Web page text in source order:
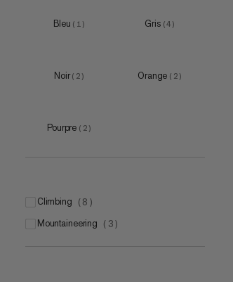
Bleu ( 1 ) Gris (4 )
Noir ( 2 ) Orange ( 2 )
Pourpre ( 2 )
climbing ( 8 )
mountaineering ( 3 )